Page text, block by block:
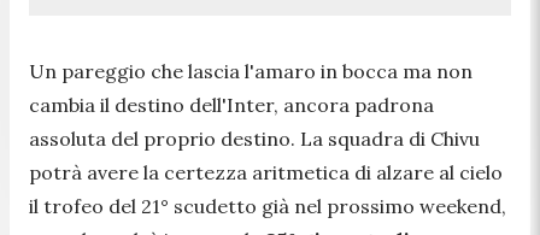
Un pareggio che lascia l'amaro in bocca ma non
cambia il destino dell'Inter, ancora padrona
assoluta del proprio destino. La squadra di Chivu
potrà avere la certezza aritmetica di alzare al cielo
il trofeo del 21° scudetto già nel prossimo weekend,